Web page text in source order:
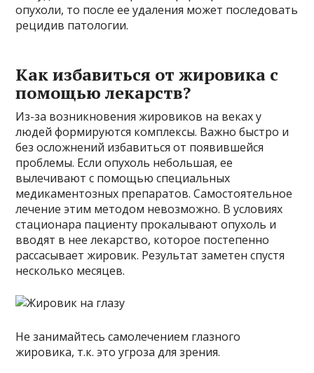
опухоли, то после ее удаления может последовать
рецидив патологии.
Как избавиться от жировика с
помощью лекарств?
Из-за возникновения жировиков на веках у
людей формируются комплексы. Важно быстро и
без осложнений избавиться от появившейся
проблемы. Если опухоль небольшая, ее
вылечивают с помощью специальных
медикаментозных препаратов. Самостоятельное
лечение этим методом невозможно. В условиях
стационара пациенту прокалывают опухоль и
вводят в нее лекарство, которое постепенно
рассасывает жировик. Результат заметен спустя
несколько месяцев.
Не занимайтесь самолечением глазного
жировика, т.к. это угроза для зрения.